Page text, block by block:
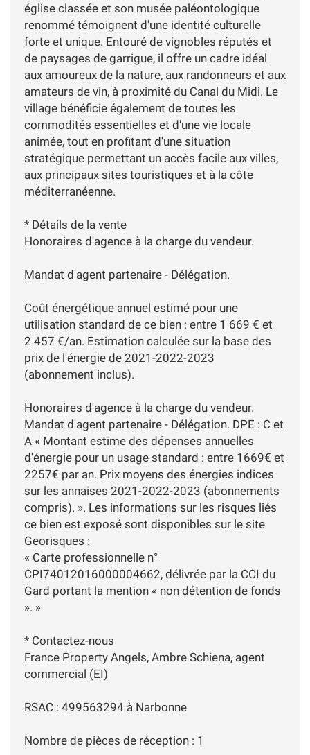
église classée et son musée paléontologique
renommé témoignent d'une identité culturelle
forte et unique. Entouré de vignobles réputés et
de paysages de garrigue, il offre un cadre idéal
aux amoureux de la nature, aux randonneurs et aux
amateurs de vin, à proximité du Canal du Midi. Le
village bénéficie également de toutes les
commodités essentielles et d'une vie locale
animée, tout en profitant d'une situation
stratégique permettant un accès facile aux villes,
aux principaux sites touristiques et à la côte
méditerranéenne.
* Détails de la vente
Honoraires d'agence à la charge du vendeur.
Mandat d'agent partenaire - Délégation.
Coût énergétique annuel estimé pour une
utilisation standard de ce bien : entre 1 669 € et
2 457 €/an. Estimation calculée sur la base des
prix de l'énergie de 2021-2022-2023
(abonnement inclus).
Honoraires d'agence à la charge du vendeur.
Mandat d'agent partenaire - Délégation. DPE : C et
A « Montant estime des dépenses annuelles
d'énergie pour un usage standard : entre 1669€ et
2257€ par an. Prix moyens des énergies indices
sur les annaises 2021-2022-2023 (abonnements
compris). ». Les informations sur les risques liés
ce bien est exposé sont disponibles sur le site
Georisques :
« Carte professionnelle n°
CPI74012016000004662, délivrée par la CCI du
Gard portant la mention « non détention de fonds
». »
* Contactez-nous
France Property Angels, Ambre Schiena, agent
commercial (EI)
RSAC : 499563294 à Narbonne
Nombre de pièces de réception : 1